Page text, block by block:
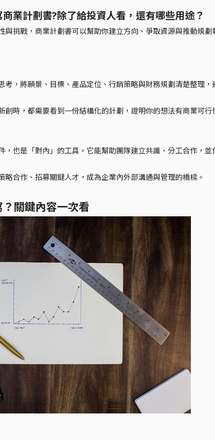
業計劃書?除了給投資人看，還有哪些用途？
與挑戰，商業計劃書可以幫助你建立方向、爭取資源與推動規
考，將願景、目標、產品定位、行銷策略與財務規劃清楚整理，
創時，都需要看到一份結構化的計劃，證明你的想法有商業可
，也是「對內」的工具。它能幫助團隊建立共識、分工合作，並
略合作、招募關鍵人才，成為企業內外部溝通與管理的橋樑。
關鍵內容一次看